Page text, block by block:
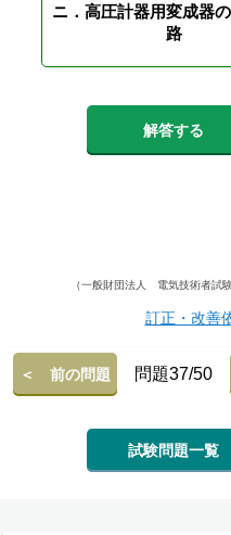
ニ．高圧計器用変成器
路
解答する
（一般財団法人 電気技術者試
訂正・改善
＜ 前の問題 問題37/50
試験問題一覧